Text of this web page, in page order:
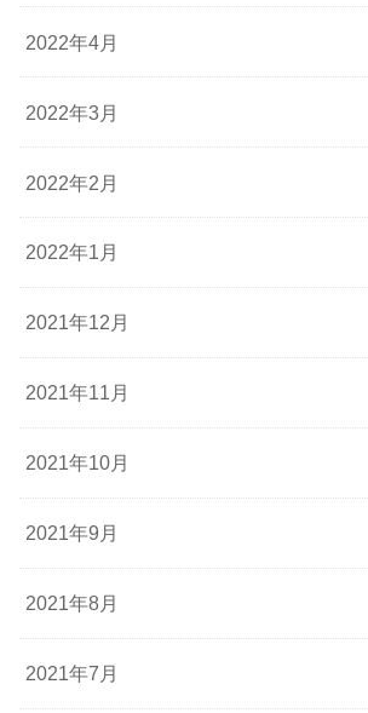
2022年4月
2022年3月
2022年2月
2022年1月
2021年12月
2021年11月
2021年10月
2021年9月
2021年8月
2021年7月